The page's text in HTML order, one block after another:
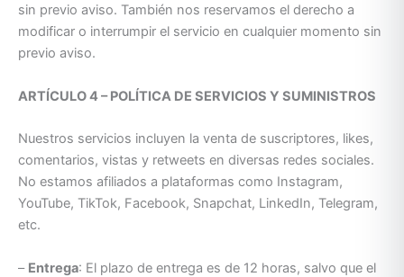
sin previo aviso. También nos reservamos el derecho a
modificar o interrumpir el servicio en cualquier momento sin
previo aviso.
ARTÍCULO 4 – POLÍTICA DE SERVICIOS Y SUMINISTROS
Nuestros servicios incluyen la venta de suscriptores, likes,
comentarios, vistas y retweets en diversas redes sociales.
No estamos afiliados a plataformas como Instagram,
YouTube, TikTok, Facebook, Snapchat, LinkedIn, Telegram,
etc.
– Entrega: El plazo de entrega es de 12 horas, salvo que el